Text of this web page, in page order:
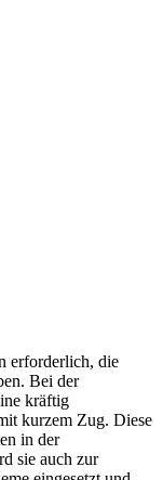
erforderlich, die
Bei der
kräftig
kurzem Zug. Diese
in der
sie auch zur